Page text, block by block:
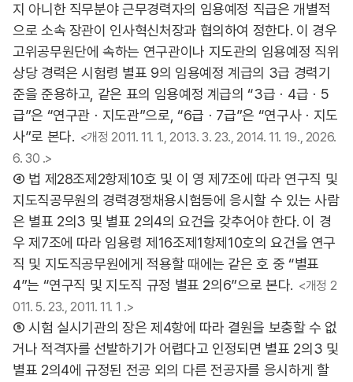
지 아니한 직무분야 근무경력자의 임용예정 직급은 개별적
으로 소속 장관이 인사혁신처장과 협의하여 정한다. 이 경우
고위공무원단에 속하는 연구관이나 지도관의 임용예정 직위
상당 경력은 시험령 별표 9의 임용예정 계급의 3급 경력기
준을 준용하고, 같은 표의 임용예정 계급의 “3급ㆍ4급ㆍ5
급”은 “연구관ㆍ지도관”으로, “6급ㆍ7급”은 “연구사ㆍ지도
사”로 본다. <개정 2011. 11. 1., 2013. 3. 23., 2014. 11. 19., 2026.
6. 30 .>
④ 법 제28조제2항제10호 및 이 영 제7조에 따라 연구직 및
지도직공무원의 경력경쟁채용시험등에 응시할 수 있는 사람
은 별표 2의3 및 별표 2의4의 요건을 갖추어야 한다. 이 경
우 제7조에 따라 임용령 제16조제1항제10호의 요건을 연구
직 및 지도직공무원에게 적용할 때에는 같은 호 중 “별표
4”는 “연구직 및 지도직 규정 별표 2의6”으로 본다. <개정 2
011. 5. 23., 2011. 11. 1 .>
⑤ 시험 실시기관의 장은 제4항에 따라 결원을 보충할 수 없
거나 적격자를 선발하기가 어렵다고 인정되면 별표 2의3 및
별표 2의4에 규정된 전공 외의 다른 전공자를 응시하게 할